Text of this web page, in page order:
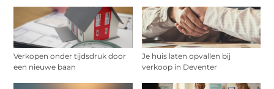
Verkopen onder tijdsdruk door
een nieuwe baan
Je huis laten opvallen bij
verkoop in Deventer